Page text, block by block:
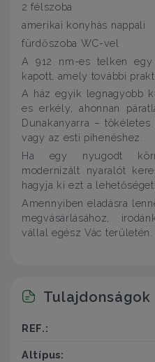
2 félszoba
amerikai konyhás nappali
fürdőszoba WC-vel
A 912 nm-es telken
kapott, amely további
A ház egyik legnagyobb
es erkély, ahonnan
Dunakanyarra –
vagy az esti pihenéshez.
Ha egy nyugodt
modernizált nyaralót
hagyja ki ezt a lehetőséget!
Amennyiben eladásra
megvásárlásához,
vállal egész Vác területén.
Tulajdonságok
REF.:
Altípus: